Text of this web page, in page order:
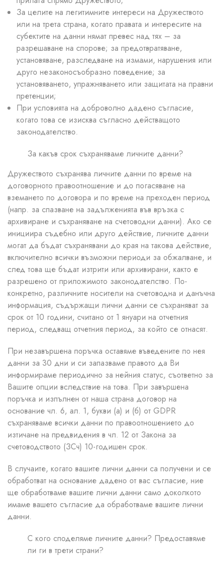
За целите на легитимните интереси на Дружеството
или на трета страна, когато правата и интересите на
субектите на данни нямат превес над тях – за
разрешаване на спорове; за предотвратяване,
установяване, разследване на измами, нарушения или
друго незаконосъобразно поведение; за
установяването, упражняването или защитата на правни
претенции;
При условията на доброволно дадено съгласие,
когато това се изисква съгласно действащото
законодателство.
За какъв срок съхраняваме личните данни?
Дружеството съхранява личните данни по време на
договорното правоотношение и до погасяване на
вземането по договора и по време на преходен период
(напр. за спазване на задълженията във връзка с
архивиране и съхраняване на счетоводни данни). Ако се
инициира съдебно или друго действие, личните данни
могат да бъдат съхранявани до края на такова действие,
включително всички възможни периоди за обжалване, и
след това ще бъдат изтрити или архивирани, както е
разрешено от приложимото законодателство. По-
конкретно, различните носители на счетоводна и данъчна
информация, съдържащи лични данни се съхраняват за
срок от 10 години, считано от 1 януари на отчетния
период, следващ отчетния период, за който се отнасят.
При незавършена поръчка оставяме въведените по нея
данни за 30 дни и си запазваме правото да Ви
информираме периодично за нейния статус, съответно за
Вашите опции вследствие на това. При завършена
поръчка и изпълнен от наша страна договор на
основание чл. 6, ал. 1, букви (а) и (б) от GDPR
съхраняваме всички данни по правоотношението до
изтичане на предвидения в чл. 12 от Закона за
счетоводството (ЗСч) 10-годишен срок.
В случаите, когато вашите лични данни са получени и се
обработват на основание дадено от вас съгласие, ние
ще обработваме вашите лични данни само доколкото
имаме вашето съгласие да обработваме вашите лични
данни.
С кого споделяме личните данни? Предоставяме
ли ги в трети страни?